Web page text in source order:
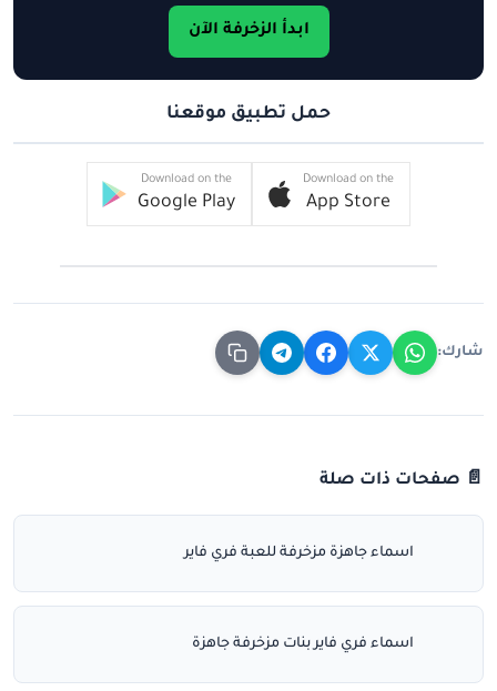
ابدأ الزخرفة الآن
حمل تطبيق موقعنا
Download on the
App Store
Download on the
Google Play
شارك:
📄 صفحات ذات صلة
اسماء جاهزة مزخرفة للعبة فري فاير
اسماء فري فاير بنات مزخرفة جاهزة